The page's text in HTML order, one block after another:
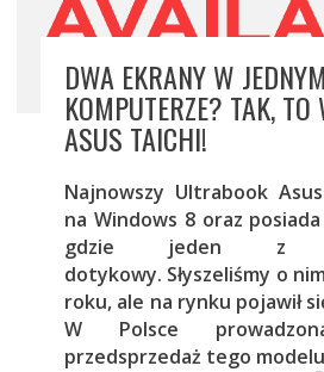
DWA EKRANY W JEDNYM
KOMPUTERZE? TAK, TO
ASUS TAICHI!
Najnowszy Ultrabook
na Windows 8 oraz
gdzie jeden z
dotykowy. Słyszeliśmy o
roku, ale na rynku pojawił
W Polsce
przedsprzedaż tego